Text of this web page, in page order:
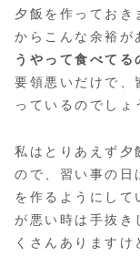
夕飯を作ってお
からこんな余裕が
うやって食べてる
要領悪いだけで、
っているのでし
私はとりあえず夕
ので、習い事の日
を作るようにし
が悪い時は手抜き
くさんあります